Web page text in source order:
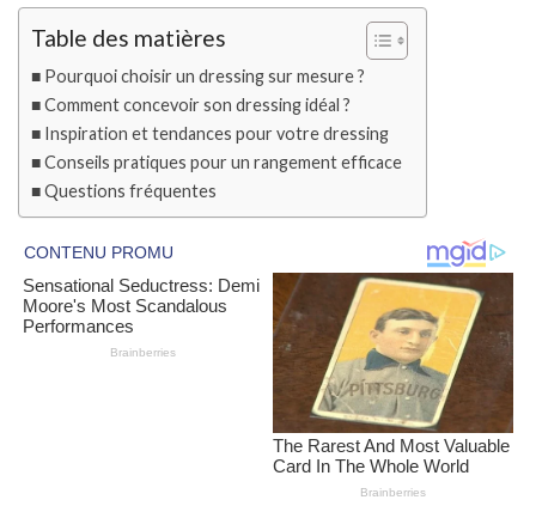
Table des matières
Pourquoi choisir un dressing sur mesure ?
Comment concevoir son dressing idéal ?
Inspiration et tendances pour votre dressing
Conseils pratiques pour un rangement efficace
Questions fréquentes